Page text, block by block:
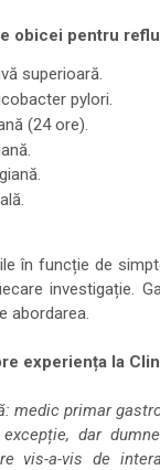
obicei pentru
superioară.
pylori.
(24 ore).
în funcție de
investigație.
abordarea.
experiența la
medic primar
dar
vis-a-vis de